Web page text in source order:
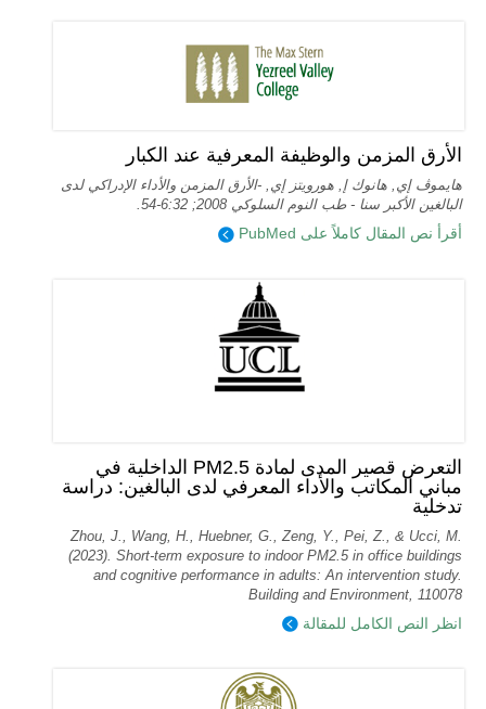
الأرق المزمن والوظيفة المعرفية عند الكبار
هايموڤ إي, هانوك إ, هورويتز إي, -الأرق المزمن والأداء الإدراكي لدى
البالغين الأكبر سنا - طب النوم السلوكي 2008; 6:32-54.
أقرأ نص المقال كاملاً على PubMed
التعرض قصير المدى لمادة PM2.5 الداخلية في
مباني المكاتب والأداء المعرفي لدى البالغين: دراسة
تدخلية
Zhou, J., Wang, H., Huebner, G., Zeng, Y., Pei, Z., & Ucci, M.
(2023). Short-term exposure to indoor PM2.5 in office buildings
and cognitive performance in adults: An intervention study.
Building and Environment, 110078
انظر النص الكامل للمقالة